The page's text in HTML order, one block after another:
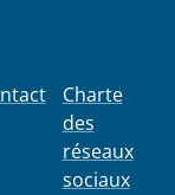
Charte
des
réseaux
sociaux